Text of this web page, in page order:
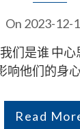
On 2023-12-
们是谁 中
响他们的身
Read